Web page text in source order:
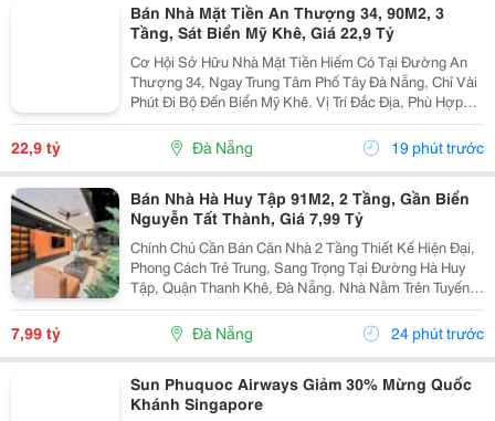
Bán Nhà Mặt Tiền An Thượng 34, 90M2, 3
Tầng, Sát Biển Mỹ Khê, Giá 22,9 Tỷ
Cơ Hội Sở Hữu Nhà Mặt Tiền Hiếm Có Tại Đường An
Thượng 34, Ngay Trung Tâm Phố Tây Đà Nẵng, Chỉ Vài
Phút Đi Bộ Đến Biển Mỹ Khê. Vị Trí Đắc Địa, Phù Hợp
Kinh Doanh, Đầu Tư Hoặc An Cư Lâu Dài, Đón Đầu
Tiềm Năng Phát Triển Mạnh Của Du Lịch Biển. Thông...
22,9 tỷ Đà Nẵng 19 phút trước
Bán Nhà Hà Huy Tập 91M2, 2 Tầng, Gần Biển
Nguyễn Tất Thành, Giá 7,99 Tỷ
Chính Chủ Cần Bán Căn Nhà 2 Tầng Thiết Kế Hiện Đại,
Phong Cách Trẻ Trung, Sang Trọng Tại Đường Hà Huy
Tập, Quận Thanh Khê, Đà Nẵng. Nhà Nằm Trên Tuyến
Đường Quy Hoạch 5M, Lề 3M, Khu Dân Cư Văn Minh,
An Ninh, Thuận Tiện An Cư Và Đầu Tư. Thông Tin Nổi...
7,99 tỷ Đà Nẵng 24 phút trước
Sun Phuquoc Airways Giảm 30% Mừng Quốc
Khánh Singapore